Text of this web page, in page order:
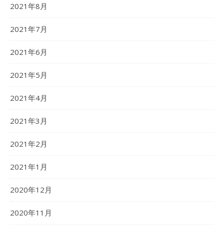
2021年8月
2021年7月
2021年6月
2021年5月
2021年4月
2021年3月
2021年2月
2021年1月
2020年12月
2020年11月